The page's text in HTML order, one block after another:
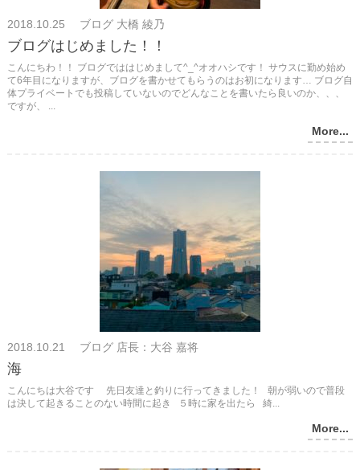
2018.10.25 ブログ 大橋 綾乃
ブログはじめました！！
こんにちわ！！ ブログでははじめまして^_^オオハシです！ サウスに勤め始め
て6年目になりますが、ブログを書かせてもらうのはお初になります… ブログ自
体プライベートでも投稿していないのでどんなことを書いたら良いのか、、、
ですが、 ...
More...
2018.10.21 ブログ 店長：大谷 嘉将
海
こんにちは大谷です 先日友達と釣りに行ってきました！ 朝が弱いので普段
は決して起きることのない時間に起き ５時に家を出たら 綺...
More...